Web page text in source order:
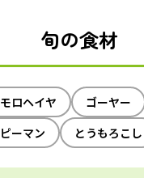
旬の食材
モロヘイヤ ゴーヤー
ピーマン とうもろこし